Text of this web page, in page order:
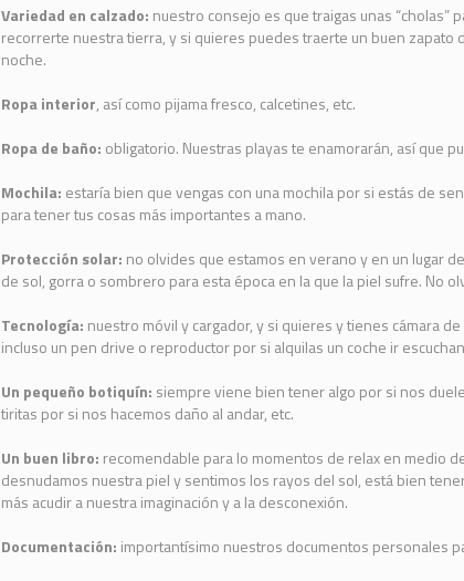
Variedad en calzado: nuestro consejo es que traigas unas “cholas”
recorrerte nuestra tierra, y si quieres puedes traerte un buen zapato
noche.
Ropa interior, así como pijama fresco, calcetines, etc.
Ropa de baño: obligatorio. Nuestras playas te enamorarán, así que
Mochila: estaría bien que vengas con una mochila por si estás de
para tener tus cosas más importantes a mano.
Protección solar: no olvides que estamos en verano y en un lugar
de sol, gorra o sombrero para esta época en la que la piel sufre. No
Tecnología: nuestro móvil y cargador, y si quieres y tienes cámara
incluso un pen drive o reproductor por si alquilas un coche ir
Un pequeño botiquín: siempre viene bien tener algo por si nos
tiritas por si nos hacemos daño al andar, etc.
Un buen libro: recomendable para lo momentos de relax en medio
desnudamos nuestra piel y sentimos los rayos del sol, está bien
más acudir a nuestra imaginación y a la desconexión.
Documentación: importantísimo nuestros documentos personales